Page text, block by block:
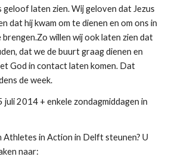
geloof laten zien. Wij geloven dat Jezus
dat hij kwam om te dienen en om ons in
willen wij ook laten zien dat
dat we de buurt graag dienen en
God in contact laten komen. Dat
de week.
2014 + enkele zondagmiddagen in
Athletes in Action in Delft steunen? U
naar: